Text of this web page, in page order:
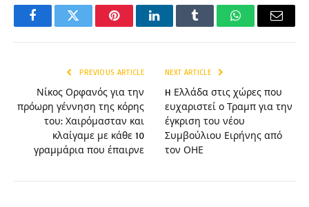
FacebookTwitter PinterestLinkedInTumblr WhatsAppEmail
PREVIOUS ARTICLE
Νίκος Ορφανός για την
πρόωρη γέννηση της κόρης
του: Χαιρόμασταν και
κλαίγαμε με κάθε 10
γραμμάρια που έπαιρνε
NEXT ARTICLE
H Ελλάδα στις χώρες που
ευχαριστεί ο Τραμπ για την
έγκριση του νέου
Συμβούλιου Ειρήνης από
τον ΟΗΕ